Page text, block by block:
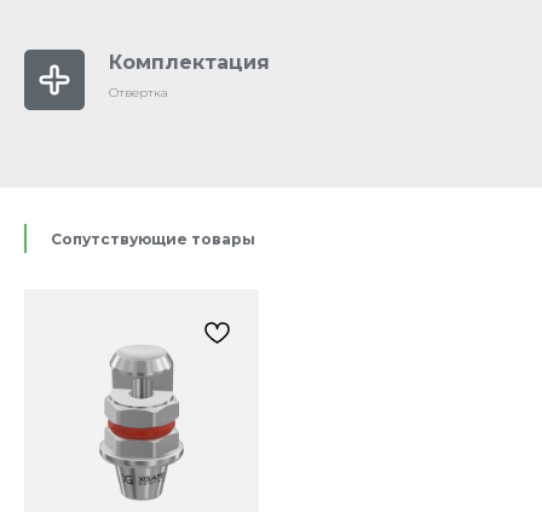
Комплектация
Отвертка
Сопутствующие товары